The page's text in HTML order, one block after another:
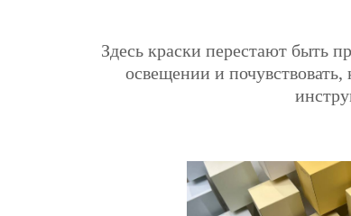
Здесь краски перестают быть
освещении и